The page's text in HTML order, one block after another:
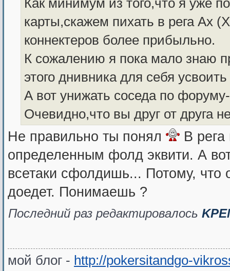
Как минимум из того,что я уже
карты,скажем пихать в рега Ах
коннектеров более прибыльно.
К сожалению я пока мало знаю
этого днивника для себя
А вот унижать соседа по
Очевидно,что вы друг от друга
Не правильно ты понял
В
определенным фолд эквити. А
всетаки сфолдишь... Потому, что
доедет. Понимаешь ?
Последний раз редактировалось
мой блог - http://pokersitandgo-